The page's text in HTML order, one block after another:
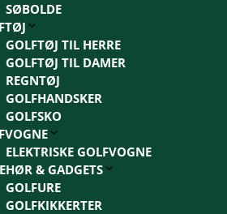
SØBOLDE
GOLFTØJ TIL HERRE
GOLFTØJ TIL DAMER
REGNTØJ
GOLFHANDSKER
GOLFSKO
ELEKTRISKE GOLFVOGNE
& GADGETS
GOLFURE
GOLFKIKKERTER